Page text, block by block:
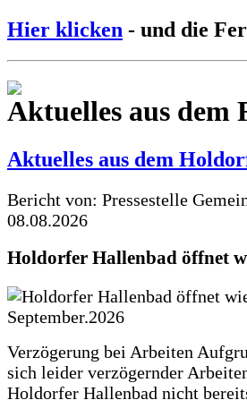
Hier klicken - und die
Aktuelles aus dem
Aktuelles aus dem
Bericht von: Pressestelle
08.08.2026
Holdorfer Hallenbad öffnet
Verzögerung bei Arbeiten
sich leider verzögernder
Holdorfer Hallenbad nicht